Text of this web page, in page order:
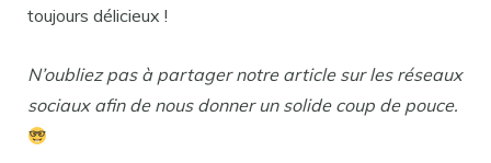
toujours délicieux !
N’oubliez pas à partager notre article sur les réseaux
sociaux afin de nous donner un solide coup de pouce.